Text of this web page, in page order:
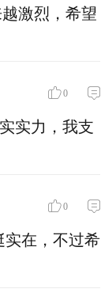
激烈，希望
0
实力，我支
0
在，不过希